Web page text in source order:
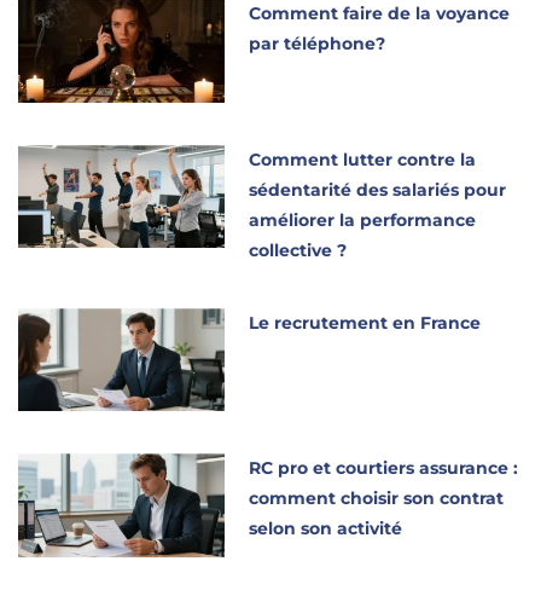
Comment faire de la voyance
par téléphone?
Comment lutter contre la
sédentarité des salariés pour
améliorer la performance
collective ?
Le recrutement en France
RC pro et courtiers assurance :
comment choisir son contrat
selon son activité